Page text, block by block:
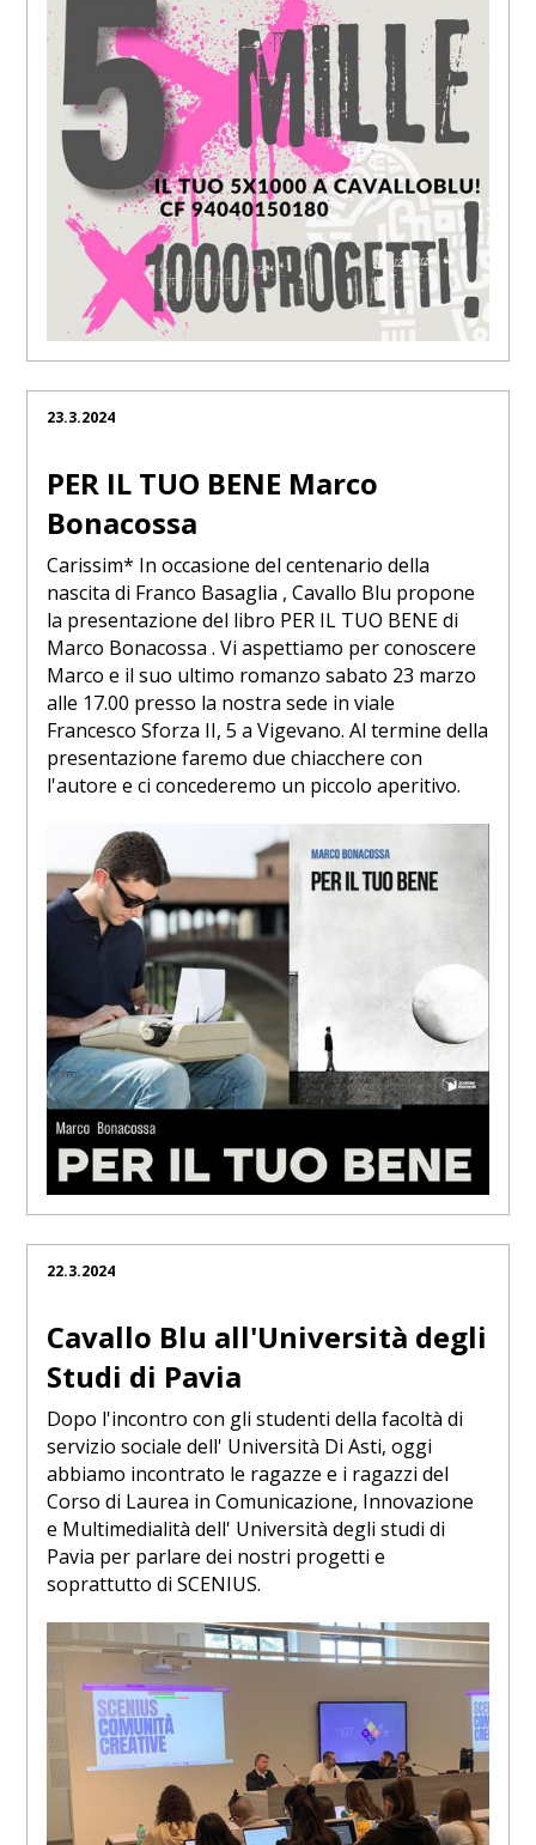
23.3.2024
PER IL TUO BENE Marco
Bonacossa
Carissim* In occasione del centenario della
nascita di Franco Basaglia , Cavallo Blu propone
la presentazione del libro PER IL TUO BENE di
Marco Bonacossa . Vi aspettiamo per conoscere
Marco e il suo ultimo romanzo sabato 23 marzo
alle 17.00 presso la nostra sede in viale
Francesco Sforza II, 5 a Vigevano. Al termine della
presentazione faremo due chiacchere con
l'autore e ci concederemo un piccolo aperitivo.
22.3.2024
Cavallo Blu all'Università degli
Studi di Pavia
Dopo l'incontro con gli studenti della facoltà di
servizio sociale dell' Università Di Asti, oggi
abbiamo incontrato le ragazze e i ragazzi del
Corso di Laurea in Comunicazione, Innovazione
e Multimedialità dell' Università degli studi di
Pavia per parlare dei nostri progetti e
soprattutto di SCENIUS.